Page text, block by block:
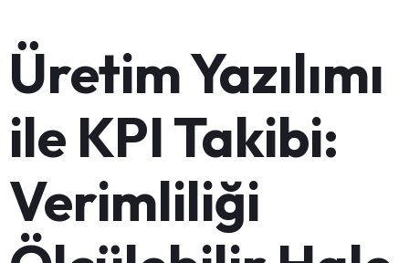
Üretim Yazılımı
ile KPI Takibi:
Verimliliği